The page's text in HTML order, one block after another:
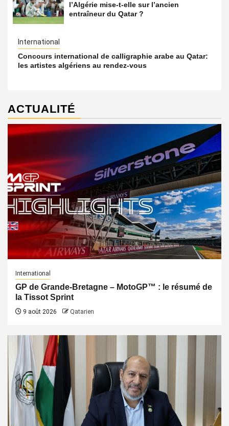
l’Algérie mise-t-elle sur l’ancien
entraîneur du Qatar ?
International
Concours international de calligraphie arabe au Qatar:
les artistes algériens au rendez-vous
ACTUALITÉ
International
GP de Grande-Bretagne – MotoGP™ : le résumé de
la Tissot Sprint
9 août 2026 Qatarien